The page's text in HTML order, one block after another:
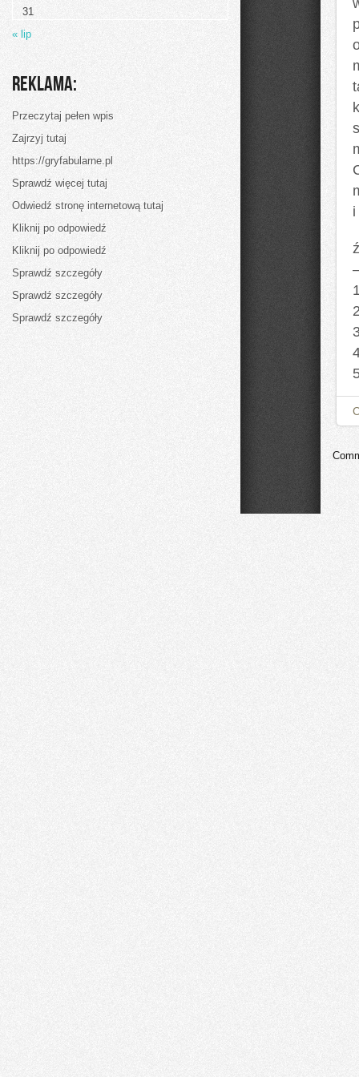
31
« lip
Reklama:
Przeczytaj pełen wpis
Zajrzyj tutaj
https://gryfabularne.pl
Sprawdź więcej tutaj
Odwiedź stronę internetową tutaj
Kliknij po odpowiedź
Kliknij po odpowiedź
Sprawdź szczegóły
Sprawdź szczegóły
Sprawdź szczegóły